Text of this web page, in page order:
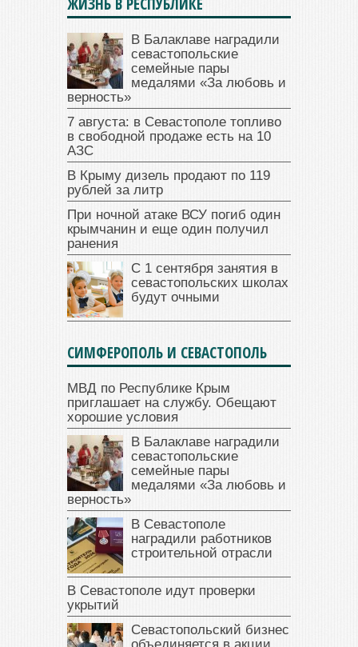
В Балаклаве наградили
севастопольские
семейные пары
медалями «За любовь и
верность»
7 августа: в Севастополе топливо
в свободной продаже есть на 10
АЗС
В Крыму дизель продают по 119
рублей за литр
При ночной атаке ВСУ погиб один
крымчанин и еще один получил
ранения
С 1 сентября занятия в
севастопольских школах
будут очными
СИМФЕРОПОЛЬ И СЕВАСТОПОЛЬ
МВД по Республике Крым
приглашает на службу. Обещают
хорошие условия
В Балаклаве наградили
севастопольские
семейные пары
медалями «За любовь и
верность»
В Севастополе
наградили работников
строительной отрасли
В Севастополе идут проверки
укрытий
Севастопольский бизнес